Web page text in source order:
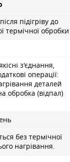
підігріву до
термічної обробки
з'єднання,
операції:
деталей
обробка (відпал)
без термічної
нагрівання.